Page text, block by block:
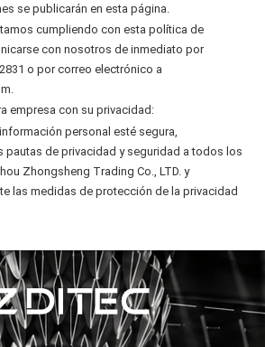
se publicarán en esta página.
cumpliendo con esta política de
con nosotros de inmediato por
o por correo electrónico a
empresa con su privacidad:
personal esté segura,
pautas de privacidad y seguridad a todos los
Zhongsheng Trading Co., LTD. y
las medidas de protección de la privacidad